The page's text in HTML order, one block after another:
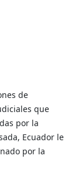
de
que
por la
Ecuador le
por la